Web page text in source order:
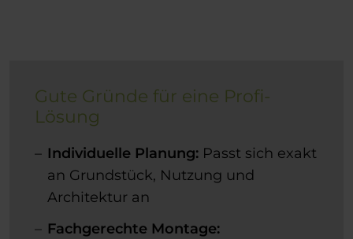
Gute Gründe für eine Profi-
Lösung
Individuelle Planung: Passt sich exakt
an Grundstück, Nutzung und
Architektur an
Fachgerechte Montage: